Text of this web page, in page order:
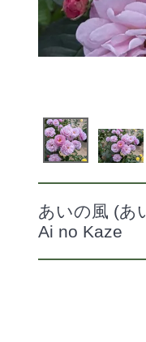
あいの風 (あ
Ai no Kaze